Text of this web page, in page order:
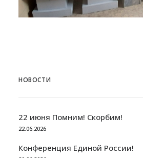
НОВОСТИ
22 июня Помним! Скорбим!
22.06.2026
Конференция Единой России!